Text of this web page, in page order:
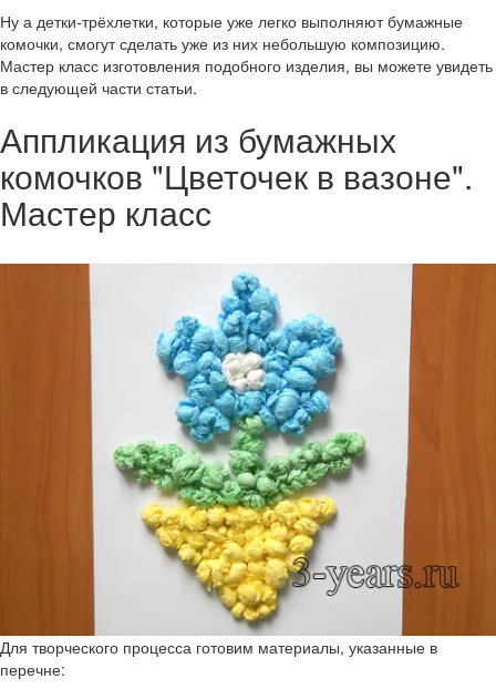
Ну а детки-трёхлетки, которые уже легко выполняют бумажные
комочки, смогут сделать уже из них небольшую композицию.
Мастер класс изготовления подобного изделия, вы можете увидеть
в следующей части статьи.
Аппликация из бумажных
комочков "Цветочек в вазоне".
Мастер класс
Для творческого процесса готовим материалы, указанные в
перечне: